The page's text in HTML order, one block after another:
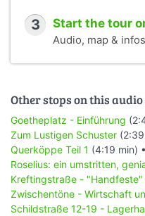
3 Start the tour
Audio, map &
Other stops on this
Goetheplatz - Einführung
Zum Lustigen Schuster
Querköppe Teil 1 (4:19 min) •
Roselius: ein umstritten,
Kreftingstraße - "Handfeste"
Zwischentöne - Wirtschaft
Schildstraße 12-19 -